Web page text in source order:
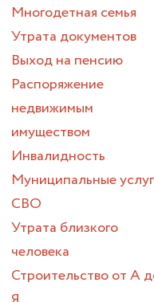
Многодетная семья
Утрата документов
Выход на пенсию
Распоряжение
недвижимым
имуществом
Инвалидность
Муниципальные
СВО
Утрата близкого
человека
Строительство от А